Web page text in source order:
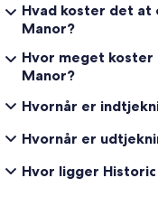
Hvad koster det at
Manor?
Hvor meget koster
Manor?
Hvornår er
Hvornår er
Hvor ligger Historic